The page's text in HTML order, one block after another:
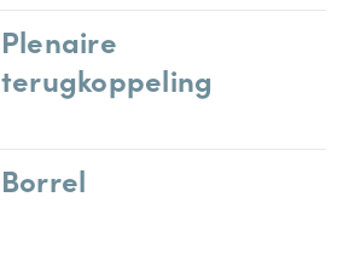
Plenaire
terugkoppeling
Borrel